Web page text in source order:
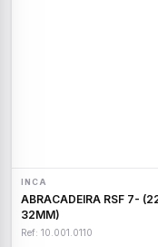
INCA
ABRACADEIRA RSF 7- (22 X
32MM)
Ref: 10.001.0110